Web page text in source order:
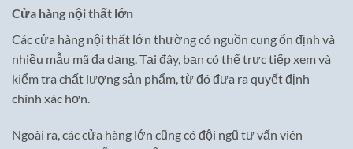
Cửa hàng nội thất lớn
Các cửa hàng nội thất lớn thường có nguồn cung ổn định và
nhiều mẫu mã đa dạng. Tại đây, bạn có thể trực tiếp xem và
kiểm tra chất lượng sản phẩm, từ đó đưa ra quyết định
chính xác hơn.
Ngoài ra, các cửa hàng lớn cũng có đội ngũ tư vấn viên